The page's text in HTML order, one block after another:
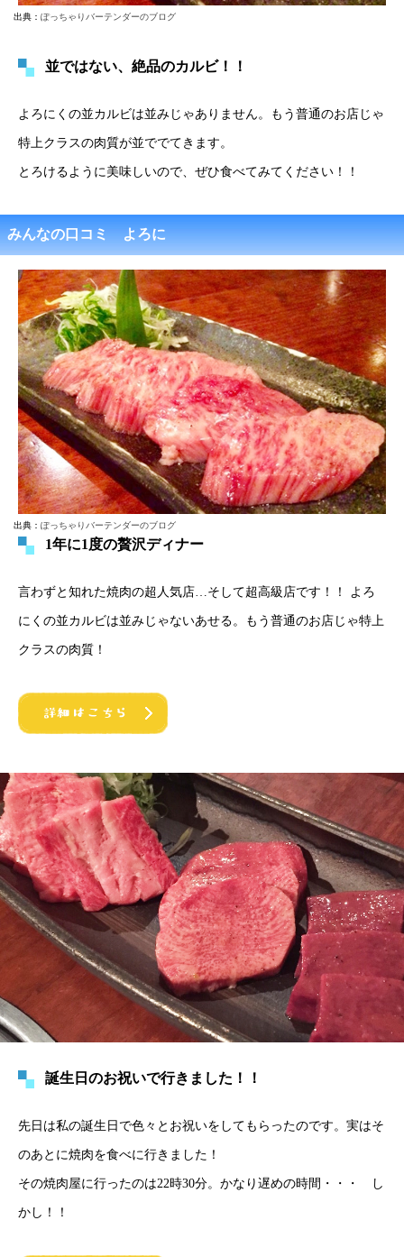
出典： ぽっちゃりバーテンダーのブログ
並ではない、絶品のカルビ！！
よろにくの並カルビは並みじゃありません。もう普通のお店じゃ
特上クラスの肉質が並ででてきます。
とろけるように美味しいので、ぜひ食べてみてください！！
みんなの口コミ よろに
出典： ぽっちゃりバーテンダーのブログ
1年に1度の贅沢ディナー
言わずと知れた焼肉の超人気店…そして超高級店です！！ よろ
にくの並カルビは並みじゃないあせる。もう普通のお店じゃ特上
クラスの肉質！
誕生日のお祝いで行きました！！
先日は私の誕生日で色々とお祝いをしてもらったのです。実はそ
のあとに焼肉を食べに行きました！
その焼肉屋に行ったのは22時30分。かなり遅めの時間・・・ し
かし！！